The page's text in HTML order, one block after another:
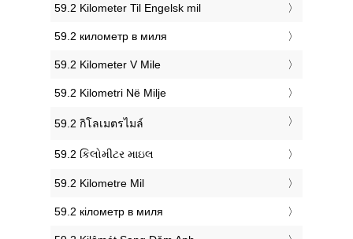
‎59.2 Kilometer Til Engelsk mil
‎59.2 километр в миля
‎59.2 Kilometer V Mile
‎59.2 Kilometri Në Milje
‎59.2 กิโลเมตรไมล์
‎59.2 કિલોમીટર માઇલ
‎59.2 Kilometre Mil
‎59.2 кілометр в миля